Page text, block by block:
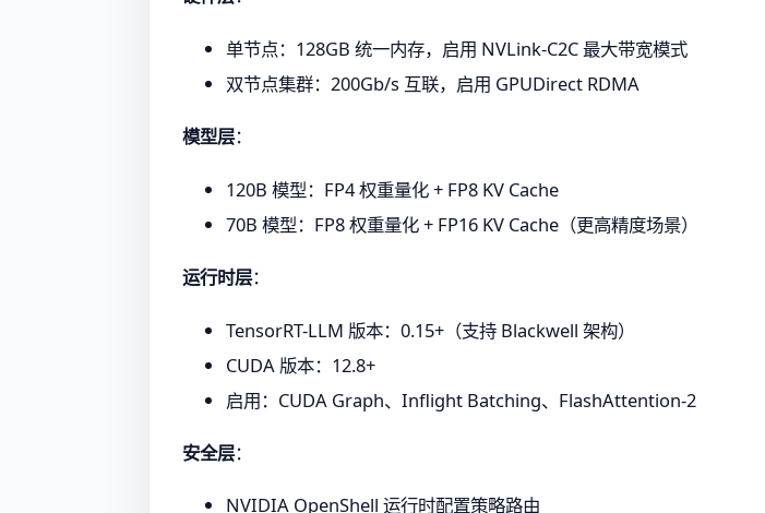
单节点：128GB 统一内存，启用 NVLink-C2C 最大带宽模式
双节点集群：200Gb/s 互联，启用 GPUDirect RDMA
模型层：
120B 模型：FP4 权重量化 + FP8 KV Cache
70B 模型：FP8 权重量化 + FP16 KV Cache（更高精度场景）
运行时层：
TensorRT-LLM 版本：0.15+（支持 Blackwell 架构）
CUDA 版本：12.8+
启用：CUDA Graph、Inflight Batching、FlashAttention-2
安全层：
NVIDIA OpenShell 运行时配置策略路由